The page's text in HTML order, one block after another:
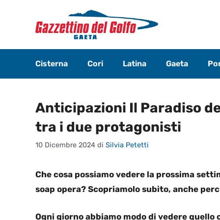
contenuto
Cisterna Cori Latina Gaeta
Anticipazioni Il Paradiso
tra i due protagonisti
10 Dicembre 2024 di Silvia Petetti
Che cosa possiamo vedere la prossima
soap opera? Scopriamolo subito, anche
Ogni giorno abbiamo modo di vedere quello